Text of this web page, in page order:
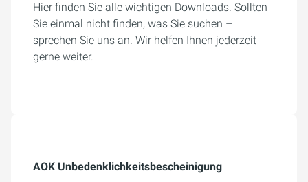
Hier finden Sie alle wichtigen Downloads. Sollten
Sie einmal nicht finden, was Sie suchen –
sprechen Sie uns an. Wir helfen Ihnen jederzeit
gerne weiter.
AOK Unbedenklichkeitsbescheinigung